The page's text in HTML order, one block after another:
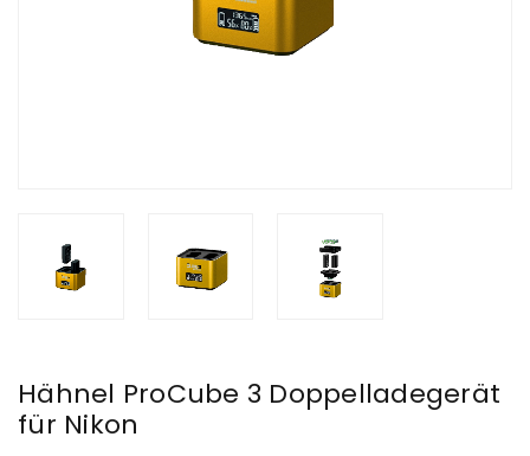
Hähnel ProCube 3 Doppelladegerät
für Nikon